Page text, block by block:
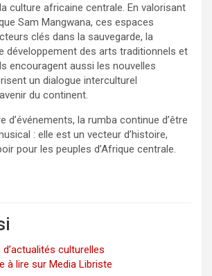
culture africaine centrale. En valorisant
Sam Mangwana, ces espaces
clés dans la sauvegarde, la
développement des arts traditionnels et
encouragent aussi les nouvelles
un dialogue interculturel
du continent.
d’événements, la rumba continue d’être
: elle est un vecteur d’histoire,
pour les peuples d’Afrique centrale.
culturelles
à lire sur Media Libriste